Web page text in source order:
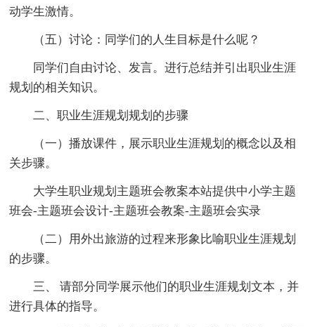
动学生激情。
（五）讨论：同学们的人生目标是什么呢？
同学们自由讨论、发言。进行总结并引出职业生涯
规划的相关知识。
二、职业生涯规划规划的步骤
（一）播放课件，展示职业生涯规划的概念以及相
关步骤。
大学生职业规划主题班会教案本站提供中小学主题
班会-主题班会设计-主题班会教案-主题班会实录
（二）用外出旅游的过程来形象比喻职业生涯规划
的步骤。
三、 请部分同学展示他们的职业生涯规划文本，并
进行具体的指导。